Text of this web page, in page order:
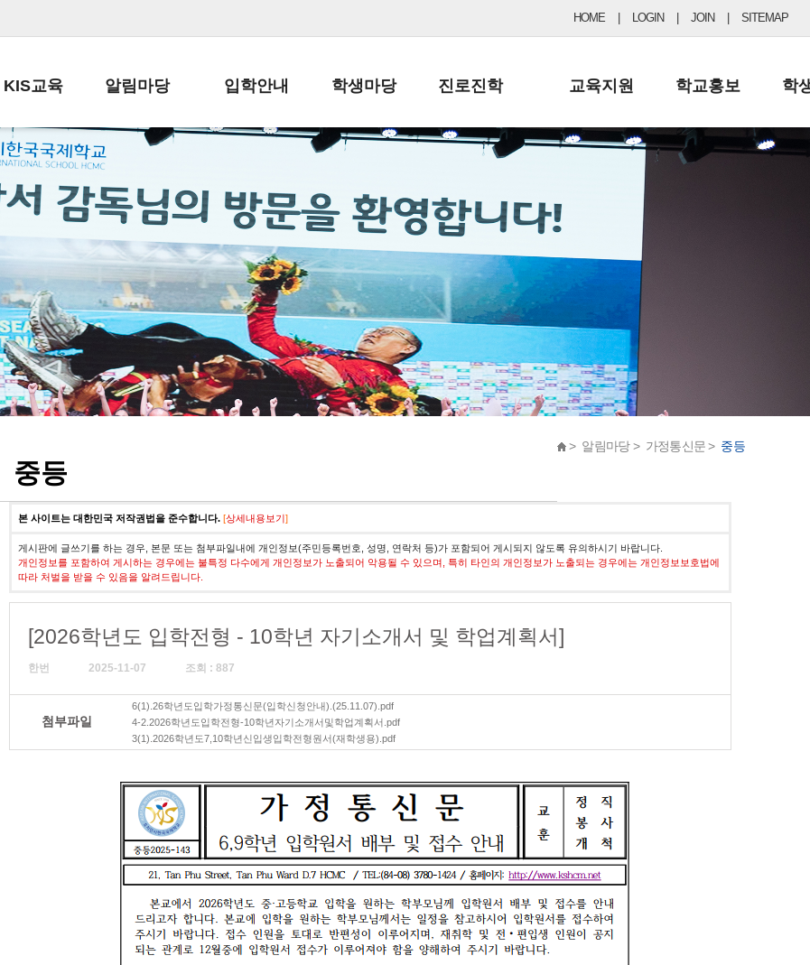
HOME LOGIN JOIN SITEMAP
KIS교육
교육목표
학사일정
일과시간표
성과평가자료
알림마당
공지사항
납부금 안내
스쿨버스 운행 안내
급식안내
서식자료실
학부모방
정기고사 기출문제
입학안내
전-편입 서류양식
입학금/수업료
교복구입안내
학생마당
학생생활규정
학교신문
자율진로동아리
유초등 소식지
진로진학
공지사항 및 입시자료
드림레터
교육지원
행정실
학교운영위원회
학교건축기금
학교홍보
보도자료
학
> 알림마당 > 가정통신문 > 중등
중등
본 사이트는 대한민국 저작권법을 준수합니다. [상세내용보기]
게시판에 글쓰기를 하는 경우, 본문 또는 첨부파일내에 개인정보(주민등록번호, 성명, 연락처 등)가 포함되어 게시되지 않도록 유의하시기 바랍니다.
개인정보를 포함하여 게시하는 경우에는 불특정 다수에게 개인정보가 노출되어 악용될 수 있으며, 특히 타인의 개인정보가 노출되는 경우에는 개인정보보호법에
따라 처벌을 받을 수 있음을 알려드립니다.
[2026학년도 입학전형 - 10학년 자기소개서 및 학업계획서]
한번 2025-11-07 조회 : 887
첨부파일
6(1).26학년도입학가정통신문(입학신청안내).(25.11.07).pdf
4-2.2026학년도입학전형-10학년자기소개서및학업계획서.pdf
3(1).2026학년도7,10학년신입생입학전형원서(재학생용).pdf